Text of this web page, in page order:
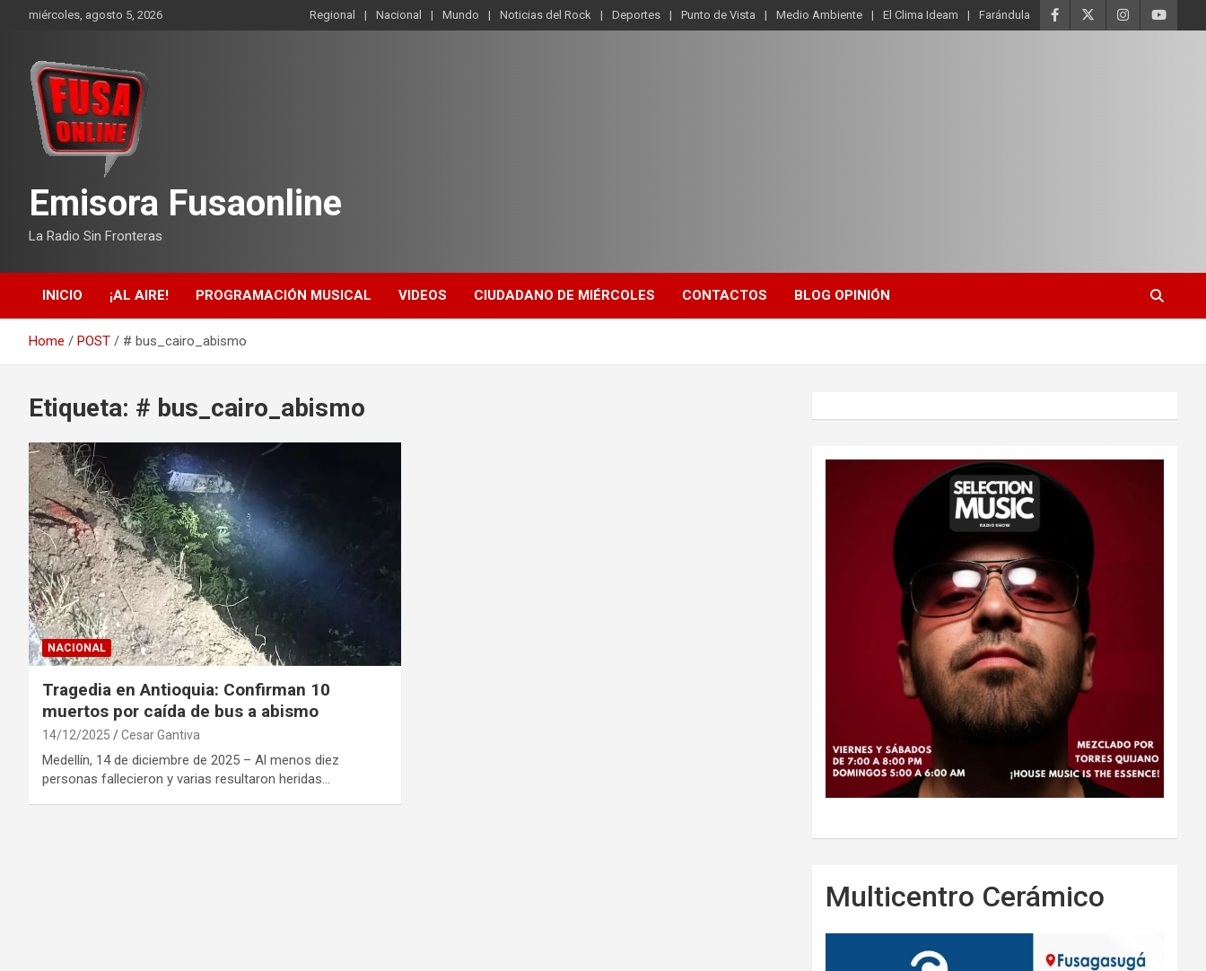
miércoles, agosto 5, 2026 Regional Nacional Mundo Noticias del Rock Deportes Punto de Vista Medio Ambiente El Clima Ideam Farándula
Emisora Fusaonline
La Radio Sin Fronteras
INICIO ¡AL AIRE! PROGRAMACIÓN MUSICAL VIDEOS CIUDADANO DE MIÉRCOLES CONTACTOS BLOG OPINIÓN
Home POST # bus_cairo_abismo
Etiqueta: # bus_cairo_abismo
NACIONAL
Tragedia en Antioquia: Confirman 10
muertos por caída de bus a abismo
14/12/2025 Cesar Gantiva
Medellín, 14 de diciembre de 2025 – Al menos diez
personas fallecieron y varias resultaron heridas…
Multicentro Cerámico